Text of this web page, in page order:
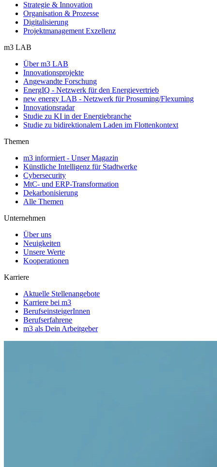
Strategie & Innovation
Organisation & Prozesse
Digitalisierung
Projektmanagement Exzellenz
m3 LAB
Über m3 LAB
Innovationsprojekte
Angewandte Forschung
EnergIQ - Netzwerk für den Energievertrieb
new energy LAB - Netzwerk für Prosuming/Flexuming
Innovationsradar
Studie zu KI in der Energiebranche
Studie zu bidirektionalem Laden im Flottenkontext
Themen
m3 informiert - Unser Magazin
Künstliche Intelligenz für Stadtwerke
Cybersecurity
MtC- und ERP-Transformation
Dekarbonisierung
Alle Themen
Unternehmen
Über uns
Neuigkeiten
Unsere Werte
Kooperationen
Karriere
Aktuelle Stellenangebote
Karriere bei m3
BerufseinsteigerInnen
Berufserfahrene
m3 als Dein Arbeitgeber